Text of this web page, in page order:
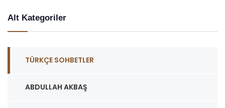
Alt Kategoriler
TÜRKÇE SOHBETLER
ABDULLAH AKBAŞ